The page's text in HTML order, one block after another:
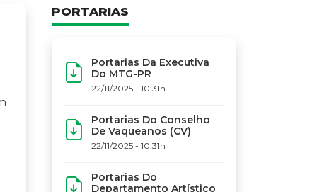
PORTARIAS
Portarias Da Executiva
Do MTG-PR
22/11/2025 - 10:31h
Portarias Do Conselho
De Vaqueanos (CV)
22/11/2025 - 10:31h
Portarias Do
Departamento Artístico